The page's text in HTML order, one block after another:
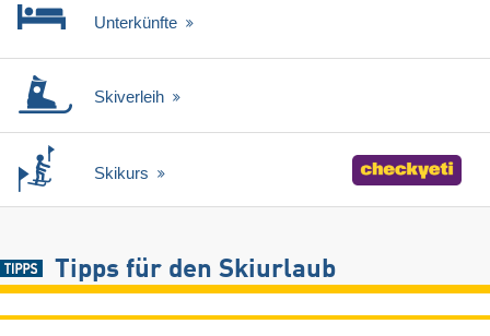
Unterkünfte
Skiverleih
Skikurs
Tipps für den Skiurlaub